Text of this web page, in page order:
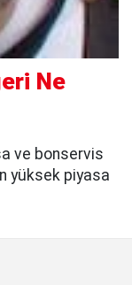
Ne
ve bonservis
yüksek piyasa